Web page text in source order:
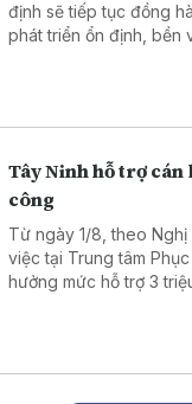
định sẽ tiếp tục đồng
phát triển ổn định, bền
Tây Ninh hỗ trợ
công
Từ ngày 1/8, theo
việc tại Trung tâm
hưởng mức hỗ trợ 3